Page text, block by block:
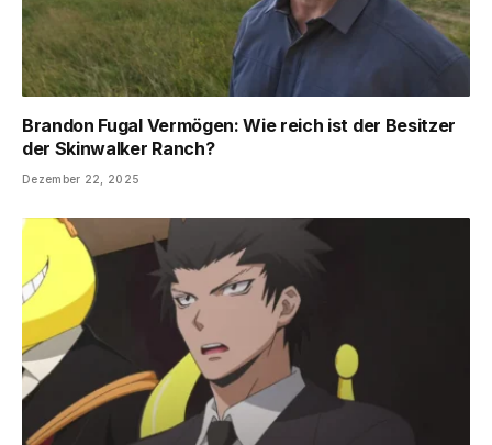
Brandon Fugal Vermögen: Wie reich ist der Besitzer
der Skinwalker Ranch?
Dezember 22, 2025